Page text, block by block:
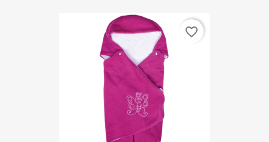
favorite_border